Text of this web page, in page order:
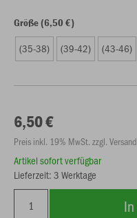
Größe (6,50 €)
(35-38) (39-42) (43-46)
6,50 €
Preis inkl. 19% MwSt. zzgl. Versand
Artikel sofort verfügbar
Lieferzeit: 3 Werktage